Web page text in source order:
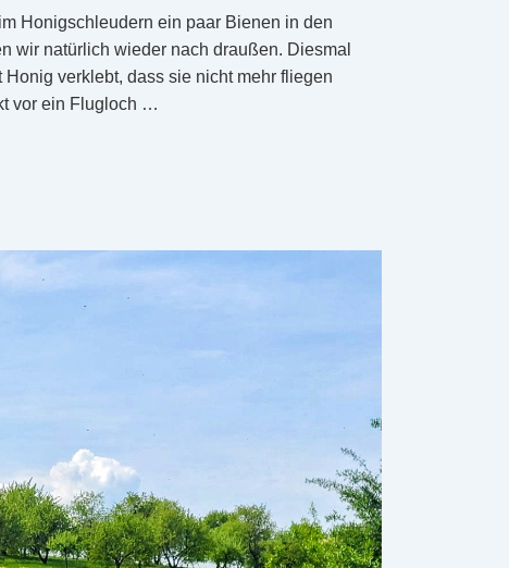
Honigschleudern ein paar Bienen in den
wir natürlich wieder nach draußen. Diesmal
verklebt, dass sie nicht mehr fliegen
vor ein Flugloch …